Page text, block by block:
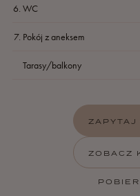
6. WC
7. Pokój z aneksem
Tarasy/balkony
ZAPYTAJ
ZOBACZ